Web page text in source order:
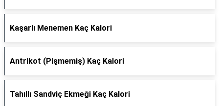
Kaşarlı Menemen Kaç Kalori
Antrikot (Pişmemiş) Kaç Kalori
Tahıllı Sandviç Ekmeği Kaç Kalori